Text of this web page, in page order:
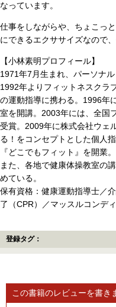
なっています。
仕事をしながらや、ちょこっ
にできるエクササイズなので
【小林素明プロフィール】
1971年7月生まれ、パーソナ
1992年よりフィットネスクラ
の運動指導に携わる。1996年
室を開講。2003年には、全国
受賞。2009年に株式会社ウェ
る！をコンセプトとした個人
『どこでもフィット』を開業
また、各地で健康体操教室の
めている。
保有資格：健康運動指導士／
了（CPR）／マッスルコンデ
登録タグ：
この書籍のレビューを書き